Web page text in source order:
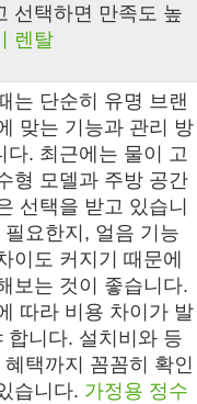
선택하면 만족도 높
렌탈
는 단순히 유명 브랜
맞는 기능과 관리 방
. 최근에는 물이 고
형 모델과 주방 공간
선택을 받고 있습니
요한지, 얼음 기능
이도 커지기 때문에
보는 것이 좋습니다.
따라 비용 차이가 발
합니다. 설치비와 등
택까지 꼼꼼히 확인
습니다. 가정용 정수